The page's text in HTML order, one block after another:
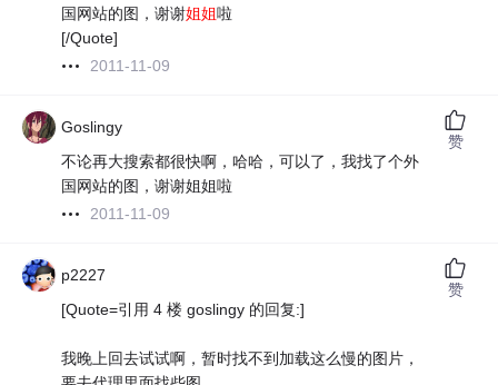
国网站的图，谢谢姐姐啦
[/Quote]
2011-11-09
Goslingy
不论再大搜索都很快啊，哈哈，可以了，我找了个外
国网站的图，谢谢姐姐啦
2011-11-09
赞
p2227
[Quote=引用 4 楼 goslingy 的回复:]
我晚上回去试试啊，暂时找不到加载这么慢的图片，
赞